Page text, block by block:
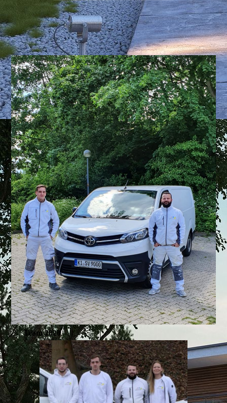
Team 2020